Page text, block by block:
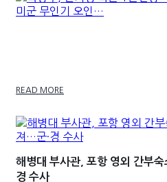
READ MORE
해병대 부사관, 포항 영외 간부
경 수사